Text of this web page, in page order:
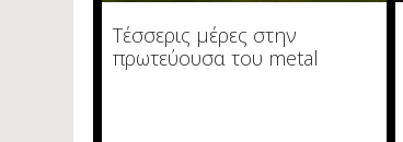
Τέσσερις μέρες στην
πρωτεύουσα του metal